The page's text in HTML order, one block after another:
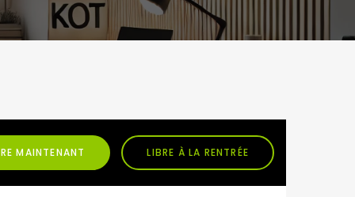
MAINTENANT LIBRE À LA RENTRÉE